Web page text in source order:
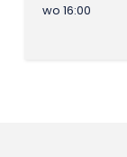
wo 16:00